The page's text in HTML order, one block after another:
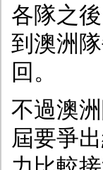
各隊之
到澳洲
回。
不過澳
屆要爭